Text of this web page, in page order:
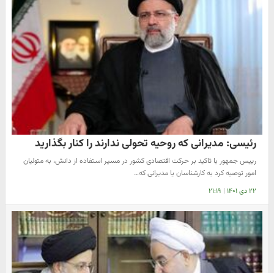
رئیسی: مدیرانی که روحیه تحولی ندارند را کنار بگذارید
رییس جمهور با تاکید بر حرکت اقتصادی کشور در مسیر استفاده از دانش، به متولیان
امور توصیه کرد به کارشناسان یا مدیرانی که…
۲۲ دی ۱۴۰۱ | ۲۱:۱۹